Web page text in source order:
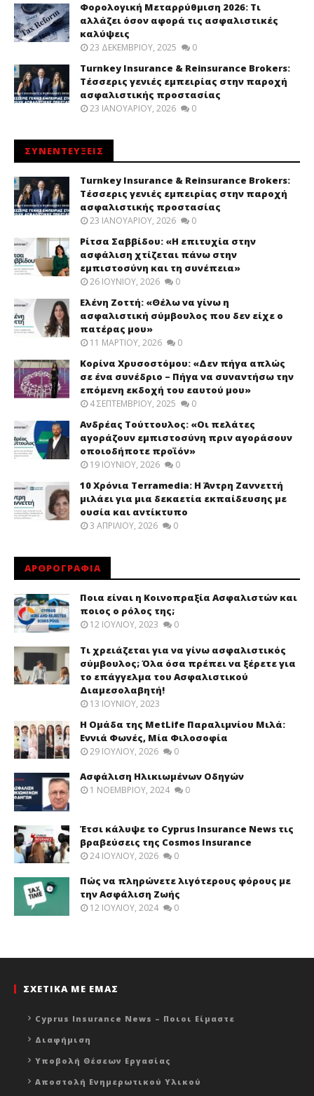
Φορολογική Μεταρρύθμιση 2026: Τι
αλλάζει όσον αφορά τις ασφαλιστικές
καλύψεις
23 ΔΕΚΕΜΒΡΊΟΥ, 2025 0
Turnkey Insurance & Reinsurance Brokers:
Τέσσερις γενιές εμπειρίας στην παροχή
ασφαλιστικής προστασίας
23 ΙΑΝΟΥΑΡΊΟΥ, 2026 0
ΣΥΝΕΝΤΕΥΞΕΙΣ
Turnkey Insurance & Reinsurance Brokers:
Τέσσερις γενιές εμπειρίας στην παροχή
ασφαλιστικής προστασίας
23 ΙΑΝΟΥΑΡΊΟΥ, 2026 0
Ρίτσα Σαββίδου: «Η επιτυχία στην
ασφάλιση χτίζεται πάνω στην
εμπιστοσύνη και τη συνέπεια»
26 ΙΟΥΝΊΟΥ, 2026 0
Ελένη Ζοττή: «Θέλω να γίνω η
ασφαλιστική σύμβουλος που δεν είχε ο
πατέρας μου»
11 ΜΑΡΤΊΟΥ, 2026 0
Κορίνα Χρυσοστόμου: «Δεν πήγα απλώς
σε ένα συνέδριο – Πήγα να συναντήσω την
επόμενη εκδοχή του εαυτού μου»
4 ΣΕΠΤΕΜΒΡΊΟΥ, 2025 0
Ανδρέας Τούττουλος: «Οι πελάτες
αγοράζουν εμπιστοσύνη πριν αγοράσουν
οποιοδήποτε προϊόν»
19 ΙΟΥΝΊΟΥ, 2026 0
10 Χρόνια Terramedia: Η Άντρη Ζαννεττή
μιλάει για μια δεκαετία εκπαίδευσης με
ουσία και αντίκτυπο
3 ΑΠΡΙΛΊΟΥ, 2026 0
ΑΡΘΡΟΓΡΑΦΙΑ
Ποια είναι η Κοινοπραξία Ασφαλιστών και
ποιος ο ρόλος της;
12 ΙΟΥΛΊΟΥ, 2023 0
Τι χρειάζεται για να γίνω ασφαλιστικός
σύμβουλος; Όλα όσα πρέπει να ξέρετε για
το επάγγελμα του Ασφαλιστικού
Διαμεσολαβητή!
13 ΙΟΥΝΊΟΥ, 2023
Η Ομάδα της MetLife Παραλιμνίου Μιλά:
Εννιά Φωνές, Μία Φιλοσοφία
29 ΙΟΥΛΊΟΥ, 2026 0
Ασφάλιση Ηλικιωμένων Οδηγών
1 ΝΟΕΜΒΡΊΟΥ, 2024 0
Έτσι κάλυψε το Cyprus Insurance News τις
βραβεύσεις της Cosmos Insurance
24 ΙΟΥΛΊΟΥ, 2026 0
Πώς να πληρώνετε λιγότερους φόρους με
την Ασφάλιση Ζωής
12 ΙΟΥΛΊΟΥ, 2024 0
ΣΧΕΤΙΚΑ ΜΕ ΕΜΑΣ
Cyprus Insurance News – Ποιοι Είμαστε
Διαφήμιση
Υποβολή Θέσεων Εργασίας
Αποστολή Ενημερωτικού Υλικού